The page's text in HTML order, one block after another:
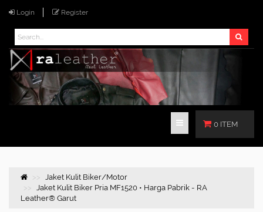
Login Register
0 ITEM
Jaket Kulit Biker/Motor
Jaket Kulit Biker Pria MF1520 • Harga Pabrik - RA
Leather® Garut